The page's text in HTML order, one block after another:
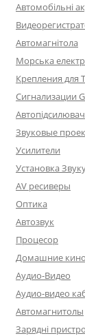
Автомобільні
Автомагнітола
Морська
Крепления для
Сигнализации
Автопідсилювач
Звуковые
Усилители
Установка
AV ресиверы
Оптика
Автозвук
Процесор
Домашние
Аудио-Видео
Аудио-видео
Автомагнитолы
Зарядні